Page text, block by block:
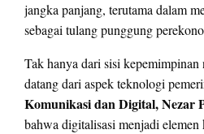
jangka panjang, terutama dalam
sebagai tulang punggung
Tak hanya dari sisi
datang dari aspek teknologi
Komunikasi dan Digital, Nezar
bahwa digitalisasi menjadi elemen